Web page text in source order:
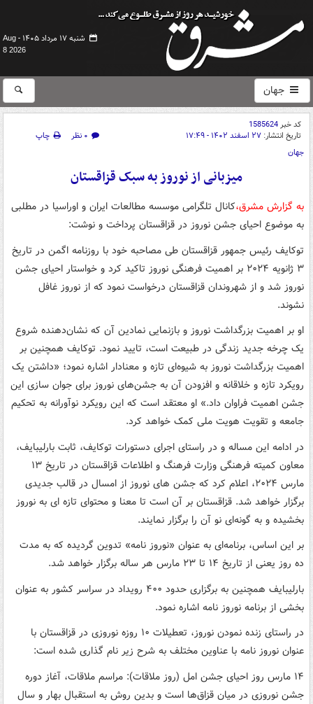
شنبه ۱۷ مرداد ۱۴۰۵ -
Aug
8 2026
جهان
کد خبر1585624
تاریخ انتشار: ۲۷ اسفند ۱۴۰۲ - ۱۷:۴۹ ۰ نظر
چاپ
جهان
میزبانی از نوروز به سبک قزاقستان
به گزارش مشرق،کانال تلگرامی موسسه مطالعات ایران و اوراسیا در مطلبی
به موضوع احیای جشن نوروز در قزاقستان پرداخت و نوشت:
توکایف رئیس جمهور قزاقستان طی مصاحبه خود با روزنامه اگمن در تاریخ
۳ ژانویه ۲۰۲۴ بر اهمیت فرهنگی نوروز تاکید کرد و خواستار احیای جشن
نوروز شد و از شهروندان قزاقستان درخواست نمود که از نوروز غافل
نشوند.
او بر اهمیت بزرگداشت نوروز و بازنمایی نمادین آن که نشان‌دهنده شروع
یک چرخه جدید زندگی در طبیعت است، تایید نمود. توکایف همچنین بر
اهمیت بزرگداشت نوروز به شیوه‌ای تازه و معنادار اشاره نمود؛ «داشتن یک
رویکرد تازه و خلاقانه و افزودن آن به جشن‌های نوروز برای جوان سازی این
جشن اهمیت فراوان داد.» او معتقد است که این رویکرد نوآورانه به تحکیم
جامعه و تقویت هویت ملی کمک خواهد کرد.
در ادامه این مساله و در راستای اجرای دستورات توکایف، ثابت بارلیبایف،
معاون کمیته فرهنگی وزارت فرهنگ و اطلاعات قزاقستان در تاریخ ۱۳
مارس ۲۰۲۴، اعلام کرد که جشن های نوروز از امسال در قالب جدیدی
برگزار خواهد شد. قزاقستان بر آن است تا معنا و محتوای تازه ای به نوروز
بخشیده و به گونه‌ای نو آن را برگزار نمایند.
بر این اساس، برنامه‌ای به عنوان «نوروز نامه» تدوین گردیده که به مدت
ده روز یعنی از تاریخ ۱۴ تا ۲۳ مارس هر ساله برگزار خواهد شد.
بارلیبایف همچنین به برگزاری حدود ۴۰۰ رویداد در سراسر کشور به عنوان
بخشی از برنامه نوروز نامه اشاره نمود.
در راستای زنده نمودن نوروز، تعطیلات ۱۰ روزه نوروزی در قزاقستان با
عنوان نوروز نامه با عناوین مختلف به شرح زیر نام گذاری شده است:
۱۴ مارس روز احیای جشن امل (روز ملاقات): مراسم ملاقات، آغاز دوره
جشن نوروزی در میان قزاق‌ها است و بدین روش به استقبال بهار و سال